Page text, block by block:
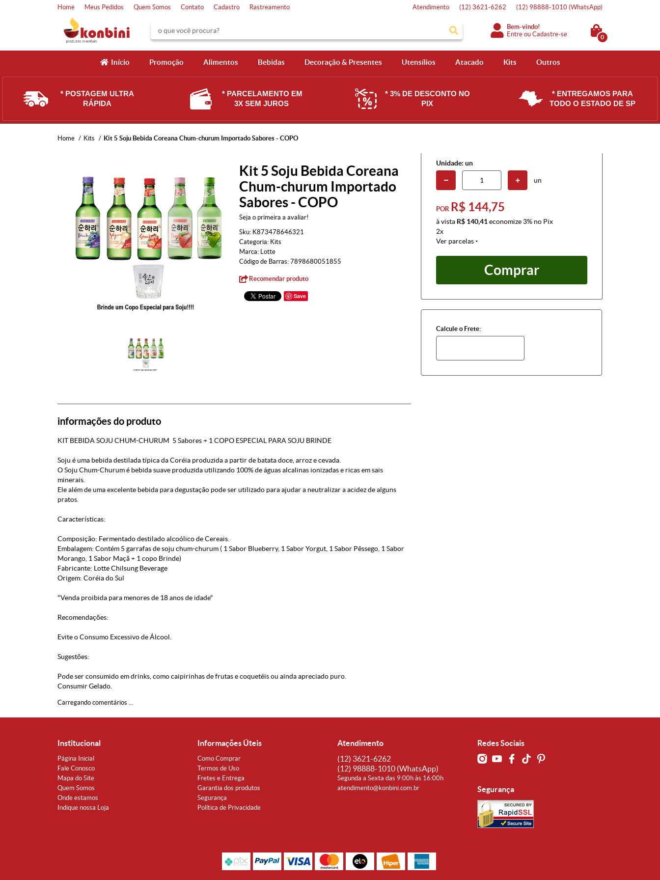
Home Meus Pedidos Quem Somos Contato Cadastro Rastreamento Atendimento (12) 3621-6262 (12) 98888-1010 (WhatsApp)
Bem-vindo!
Entre ouCadastre-se 0
Início Promoção Alimentos Bebidas Decoração & Presentes Utensílios Atacado Kits Outros
* POSTAGEM ULTRA
RÁPIDA
* PARCELAMENTO EM
3X SEM JUROS
* 3% DE DESCONTO NO
PIX
* ENTREGAMOS PARA
TODO O ESTADO DE SP
Home Kits Kit 5 Soju Bebida Coreana Chum-churum Importado Sabores - COPO
Kit 5 Soju Bebida Coreana
Chum-churum Importado
Sabores - COPO
Seja o primeira a avaliar!
Sku: K873478646321
Categoria: Kits
Marca: Lotte
Código de Barras: 7898680051855
Recomendar produto
Save
Unidade: un
un
POR R$ 144,75
à vista R$ 140,41 economize 3% no Pix
2x
Ver parcelas
Comprar
Calcule o Frete:
informações do produto
KIT BEBIDA SOJU CHUM-CHURUM 5 Sabores + 1 COPO ESPECIAL PARA SOJU BRINDE
Soju é uma bebida destilada típica da Coréia produzida a partir de batata doce, arroz e cevada.
O Soju Chum-Churum é bebida suave produzida utilizando 100% de águas alcalinas ionizadas e ricas em sais
minerais.
Ele além de uma excelente bebida para degustação pode ser utilizado para ajudar a neutralizar a acidez de alguns
pratos.
Características:
Composição: Fermentado destilado alcoólico de Cereais.
Embalagem: Contém 5 garrafas de soju chum-churum ( 1 Sabor Blueberry, 1 Sabor Yorgut, 1 Sabor Pêssego, 1 Sabor
Morango, 1 Sabor Maçã + 1 copo Brinde)
Fabricante: Lotte Chilsung Beverage
Origem: Coréia do Sul
"Venda proibida para menores de 18 anos de idade"
Recomendações:
Evite o Consumo Excessivo de Álcool.
Sugestões:
Pode ser consumido em drinks, como caipirinhas de frutas e coquetéis ou ainda apreciado puro.
Consumir Gelado.
Carregando comentários ...
Institucional
Página Inicial
Fale Conosco
Mapa do Site
Quem Somos
Onde estamos
Indique nossa Loja
Informações Úteis
Como Comprar
Termos de Uso
Fretes e Entrega
Garantia dos produtos
Segurança
Política de Privacidade
Atendimento
(12) 3621-6262
(12) 98888-1010 (WhatsApp)
Segunda a Sexta das 9:00h às 16:00h
atendimento@konbini.com.br
Redes Sociais
Segurança